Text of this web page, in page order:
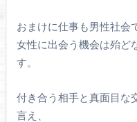
おまけに仕事も男性社会
女性に出会う機会は殆ど
す。
付き合う相手と真面目な
言え、